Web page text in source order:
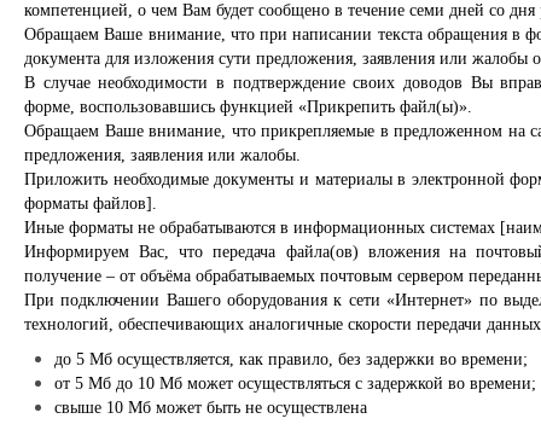
компетенцией, о чем Вам будет сообщено в течение семи дней со
Обращаем Ваше внимание, что при написании текста обращения в
документа для изложения сути предложения, заявления или жалобы
В случае необходимости в подтверждение своих доводов Вы
форме, воспользовавшись функцией «Прикрепить файл(ы)».
Обращаем Ваше внимание, что прикрепляемые в предложенном на
предложения, заявления или жалобы.
Приложить необходимые документы и материалы в электронной
форматы файлов].
Иные форматы не обрабатываются в информационных системах
Информируем Вас, что передача файла(ов) вложения на
получение – от объёма обрабатываемых почтовым сервером
При подключении Вашего оборудования к сети «Интернет» по
технологий, обеспечивающих аналогичные скорости передачи
до 5 Мб осуществляется, как правило, без задержки во времени;
от 5 Мб до 10 Мб может осуществляться с задержкой во времени;
свыше 10 Мб может быть не осуществлена